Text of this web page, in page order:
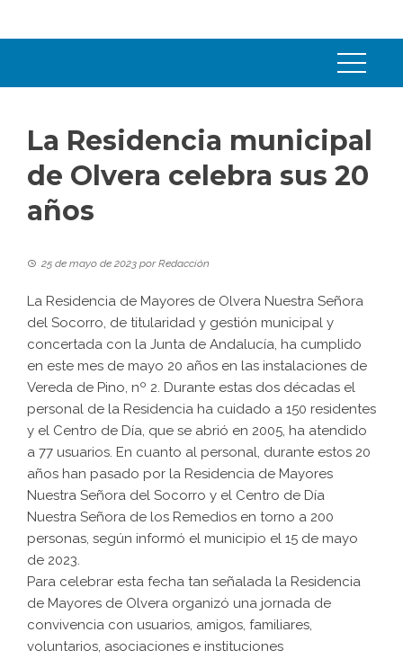
La Residencia municipal
de Olvera celebra sus 20
años
25 de mayo de 2023 porRedacción
La Residencia de Mayores de Olvera Nuestra Señora
del Socorro, de titularidad y gestión municipal y
concertada con la Junta de Andalucía, ha cumplido
en este mes de mayo 20 años en las instalaciones de
Vereda de Pino, nº 2. Durante estas dos décadas el
personal de la Residencia ha cuidado a 150 residentes
y el Centro de Día, que se abrió en 2005, ha atendido
a 77 usuarios. En cuanto al personal, durante estos 20
años han pasado por la Residencia de Mayores
Nuestra Señora del Socorro y el Centro de Día
Nuestra Señora de los Remedios en torno a 200
personas, según informó el municipio el 15 de mayo
de 2023.
Para celebrar esta fecha tan señalada la Residencia
de Mayores de Olvera organizó una jornada de
convivencia con usuarios, amigos, familiares,
voluntarios, asociaciones e instituciones